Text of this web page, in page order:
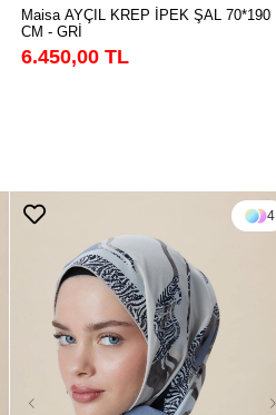
Maisa AYÇIL KREP İPEK ŞAL 70*190
CM - GRİ
6.450,00 TL
4